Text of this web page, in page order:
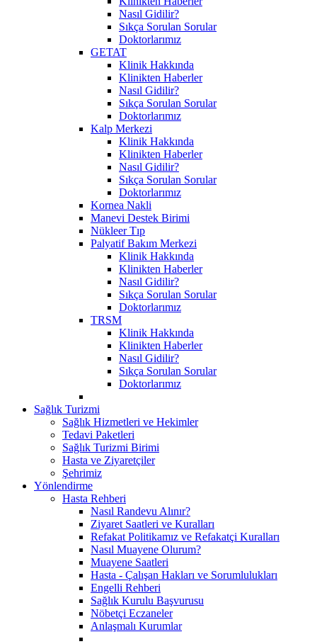
Nasıl Gidilir?
Sıkça Sorulan Sorular
Doktorlarımız
GETAT
Klinik Hakkında
Klinikten Haberler
Nasıl Gidilir?
Sıkça Sorulan Sorular
Doktorlarımız
Kalp Merkezi
Klinik Hakkında
Klinikten Haberler
Nasıl Gidilir?
Sıkça Sorulan Sorular
Doktorlarımız
Kornea Nakli
Manevi Destek Birimi
Nükleer Tıp
Palyatif Bakım Merkezi
Klinik Hakkında
Klinikten Haberler
Nasıl Gidilir?
Sıkça Sorulan Sorular
Doktorlarımız
TRSM
Klinik Hakkında
Klinikten Haberler
Nasıl Gidilir?
Sıkça Sorulan Sorular
Doktorlarımız
Sağlık Turizmi
Sağlık Hizmetleri ve Hekimler
Tedavi Paketleri
Sağlık Turizmi Birimi
Hasta ve Ziyaretçiler
Şehrimiz
Yönlendirme
Hasta Rehberi
Nasıl Randevu Alınır?
Ziyaret Saatleri ve Kuralları
Refakat Politikamız ve Refakatçi Kuralları
Nasıl Muayene Olurum?
Muayene Saatleri
Hasta - Çalışan Hakları ve Sorumlulukları
Engelli Rehberi
Sağlık Kurulu Başvurusu
Nöbetçi Eczaneler
Anlaşmalı Kurumlar